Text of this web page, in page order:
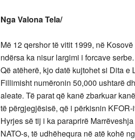
Nga Valona Tela/
Më 12 qershor të vitit 1999, në
ndërsa ka nisur largimi i forcave serbe.
Që atëherë, kjo datë kujtohet si Dita
Fillimisht numëronin 50,000 ushtarë
aleate. Të parat që kanë zbarkuar
të përgjegjësisë, që i përkisnin
Hyrjes së tij i ka paraprirë
NATO-s, të udhëhequra në atë kohë